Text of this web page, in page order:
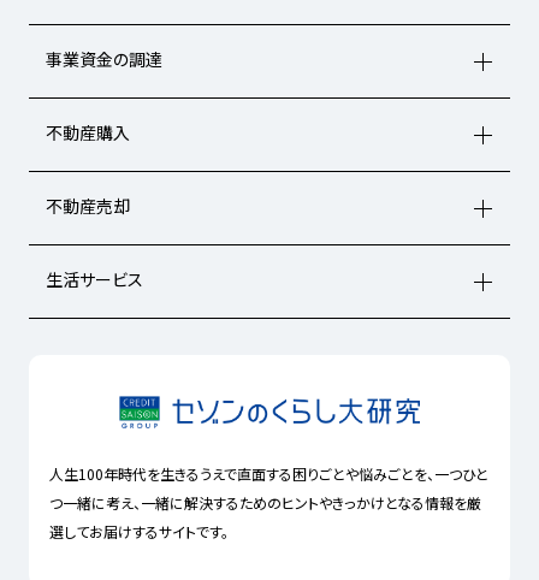
事業資金の調達
不動産購入
不動産売却
生活サービス
人生100年時代を生きるうえで直面する困りごとや悩みごとを、一つひと
つ一緒に考え、一緒に解決するためのヒントやきっかけとなる情報を厳
選してお届けするサイトです。